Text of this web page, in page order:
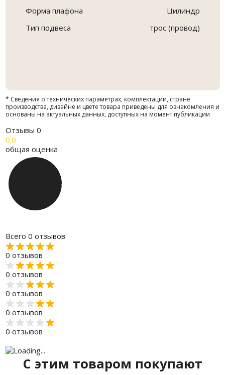
Форма плафона
Цилиндр
Тип подвеса
трос (провод)
* Сведения о технических параметрах, комплектации, стране
производства, дизайне и цвете товара приведены для ознакомления и
основаны на актуальных данных, доступных на момент публикации
Отзывы 0
0.0
общая оценка
Всего 0 отзывов
0 отзывов
0 отзывов
0 отзывов
0 отзывов
0 отзывов
C этим товаром покупают